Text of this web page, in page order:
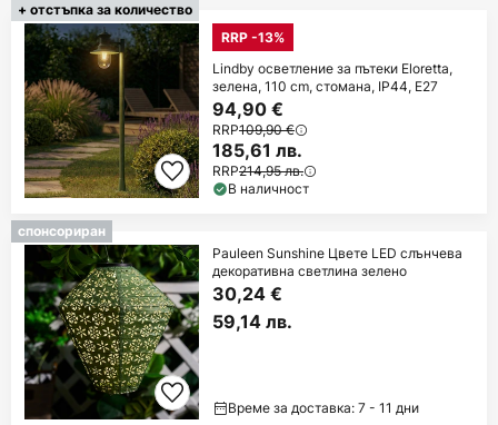
+ отстъпка за количество
RRP -13%
Lindby осветление за пътеки Eloretta,
зелена, 110 cm, стомана, IP44, E27
94,90 €
RRP109,90 €
185,61 лв.
RRP214,95 лв.
В наличност
спонсориран
Pauleen Sunshine Цвете LED слънчева
декоративна светлина зелено
30,24 €
59,14 лв.
Време за доставка: 7 - 11 дни